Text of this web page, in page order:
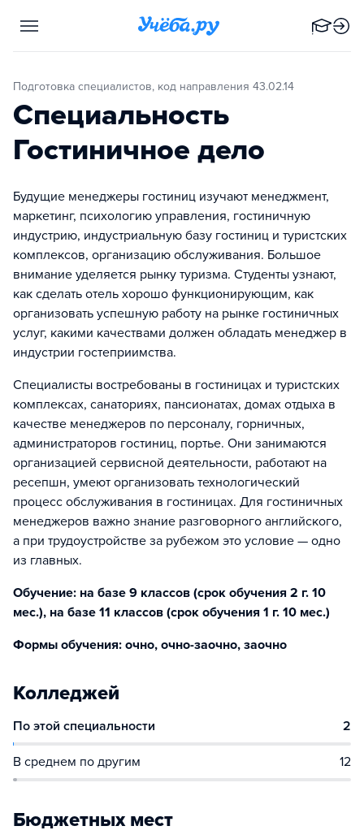
Подготовка специалистов, код направления 43.02.14
Специальность
Гостиничное дело
Будущие менеджеры гостиниц изучают менеджмент,
маркетинг, психологию управления, гостиничную
индустрию, индустриальную базу гостиниц и туристских
комплексов, организацию обслуживания. Большое
внимание уделяется рынку туризма. Студенты узнают,
как сделать отель хорошо функционирующим, как
организовать успешную работу на рынке гостиничных
услуг, какими качествами должен обладать менеджер в
индустрии гостеприимства.
Специалисты востребованы в гостиницах и туристских
комплексах, санаториях, пансионатах, домах отдыха в
качестве менеджеров по персоналу, горничных,
администраторов гостиниц, портье. Они занимаются
организацией сервисной деятельности, работают на
ресепшн, умеют организовать технологический
процесс обслуживания в гостиницах. Для гостиничных
менеджеров важно знание разговорного английского,
а при трудоустройстве за рубежом это условие — одно
из главных.
Обучение: на базе 9 классов (срок обучения 2 г. 10
мес.), на базе 11 классов (срок обучения 1 г. 10 мес.)
Формы обучения: очно, очно-заочно, заочно
Колледжей
По этой специальности 2
В среднем по другим 12
Бюджетных мест